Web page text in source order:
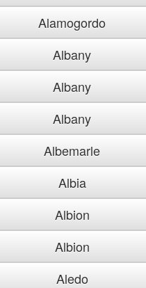
Alamogordo
Albany
Albany
Albany
Albemarle
Albia
Albion
Albion
Aledo